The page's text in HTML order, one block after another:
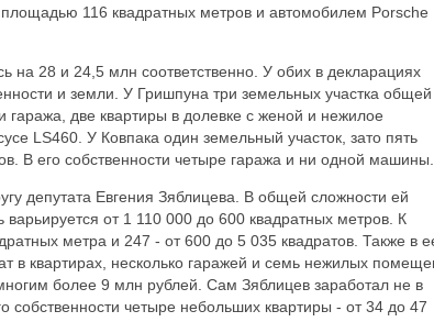
116 квадратных метров и автомобилем Porsche
на 28 и 24,5 млн соответственно. У обих в декларациях
и земли. У Гришпуна три земельных участка общей
две квартиры в долевке с женой и нежилое
LS460. У Ковпака один земельный участок, зато пять
В его собственности четыре гаража и ни одной машины.
депутата Евгения Зяблицева. В общей сложности ей
от 1 110 000 до 600 квадратных метров. К
метра и 247 - от 600 до 5 035 квадратов. Также в
в квартирах, несколько гаражей и семь нежилых
более 9 млн рублей. Сам Зяблицев заработал не в
четыре небольших квартиры - от 34 до 47